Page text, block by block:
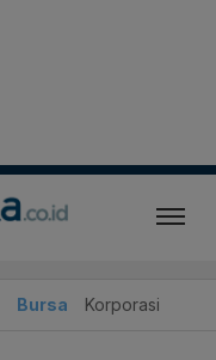
Bursa Korporasi